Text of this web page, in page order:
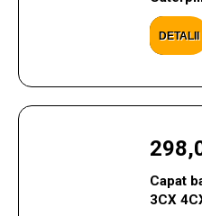
DETALII
Capat
3CX